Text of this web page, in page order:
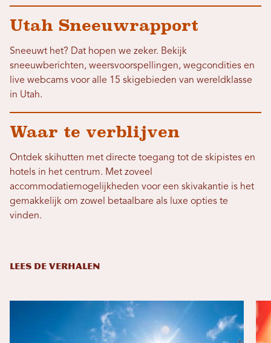
Utah Sneeuwrapport
Sneeuwt het? Dat hopen we zeker. Bekijk
sneeuwberichten, weersvoorspellingen, wegcondities en
live webcams voor alle 15 skigebieden van wereldklasse
in Utah.
Waar te verblijven
Ontdek skihutten met directe toegang tot de skipistes en
hotels in het centrum. Met zoveel
accommodatiemogelijkheden voor een skivakantie is het
gemakkelijk om zowel betaalbare als luxe opties te
vinden.
LEES DE VERHALEN